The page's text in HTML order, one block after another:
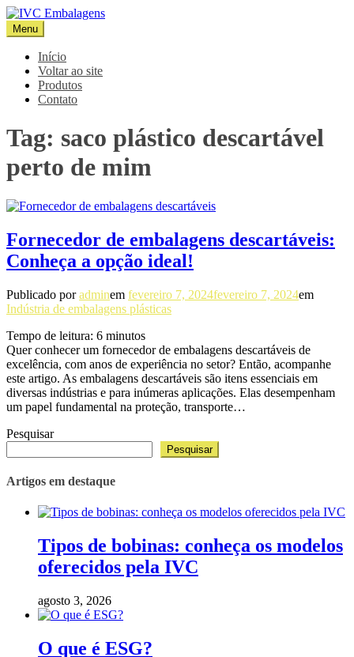
Pular
para
o
conteúdo
IVC Embalagens
Blog IVC
Menu
Início
Voltar ao site
Produtos
Contato
Tag: saco plástico descartável
perto de mim
Fornecedor de embalagens descartáveis:
Conheça a opção ideal!
Publicado poradminem fevereiro 7, 2024fevereiro 7, 2024em
Indústria de embalagens plásticas
Tempo de leitura: 6 minutos
Quer conhecer um fornecedor de embalagens descartáveis de
excelência, com anos de experiência no setor? Então, acompanhe
este artigo. As embalagens descartáveis são itens essenciais em
diversas indústrias e para inúmeras aplicações. Elas desempenham
um papel fundamental na proteção, transporte…
Pesquisar
Pesquisar
Artigos em destaque
Tipos de bobinas: conheça os modelos
oferecidos pela IVC
agosto 3, 2026
O que é ESG?